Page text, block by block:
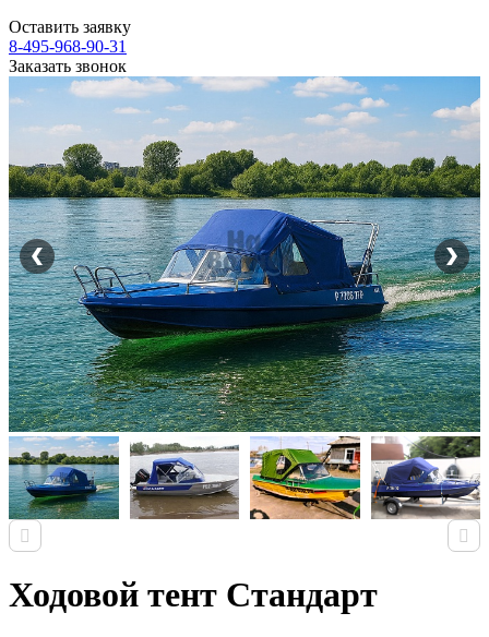
Оставить заявку
8-495-968-90-31
Заказать звонок
Ходовой тент Стандарт